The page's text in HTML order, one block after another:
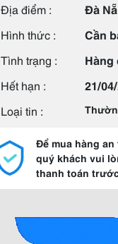
Địa điểm :
Đà
Hình thức :
Cần
Tình trạng :
Hàng
Hết hạn :
21/
Loại tin :
Để mua hàng
quý khách vui
thanh toán